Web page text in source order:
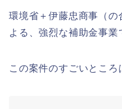
環境省＋伊藤忠商事（の
よる、強烈な補助金事業
この案件のすごいところ